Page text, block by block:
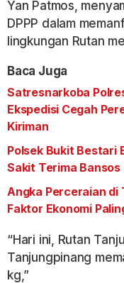
Yan Patmos,
DPPP dalam
lingkungan Rutan
Baca Juga
Satresnarkoba
Ekspedisi Cegah
Kiriman
Polsek Bukit Bestari
Sakit Terima Bansos
Angka Perceraian di
Faktor Ekonomi
“Hari ini, Rutan
Tanjungpinang
kg,”